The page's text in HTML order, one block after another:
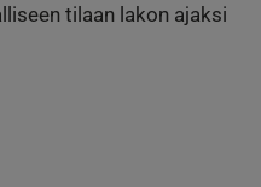
tilaan lakon ajaksi